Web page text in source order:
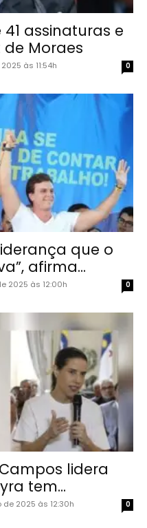
assinaturas e
Moraes
às 11:54h 0
que o
afirma...
2025 às 12:00h 0
lidera
tem...
2025 às 12:30h 0